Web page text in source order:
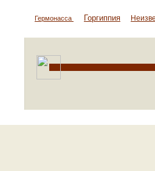
Гермонасса Горгиппия